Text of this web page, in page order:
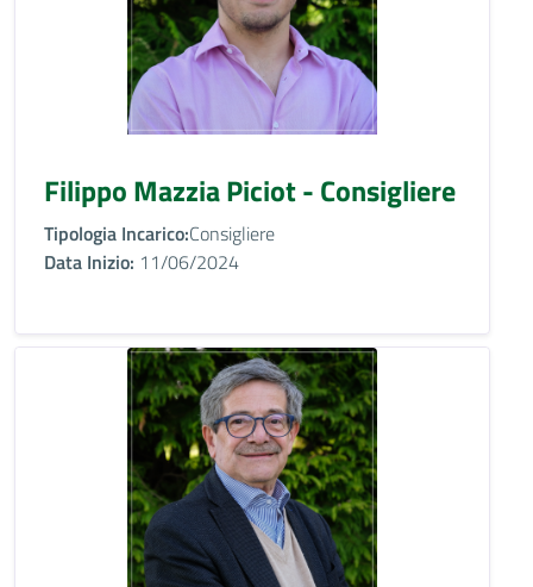
Filippo Mazzia Piciot - Consigliere
Tipologia Incarico:Consigliere
Data Inizio: 11/06/2024